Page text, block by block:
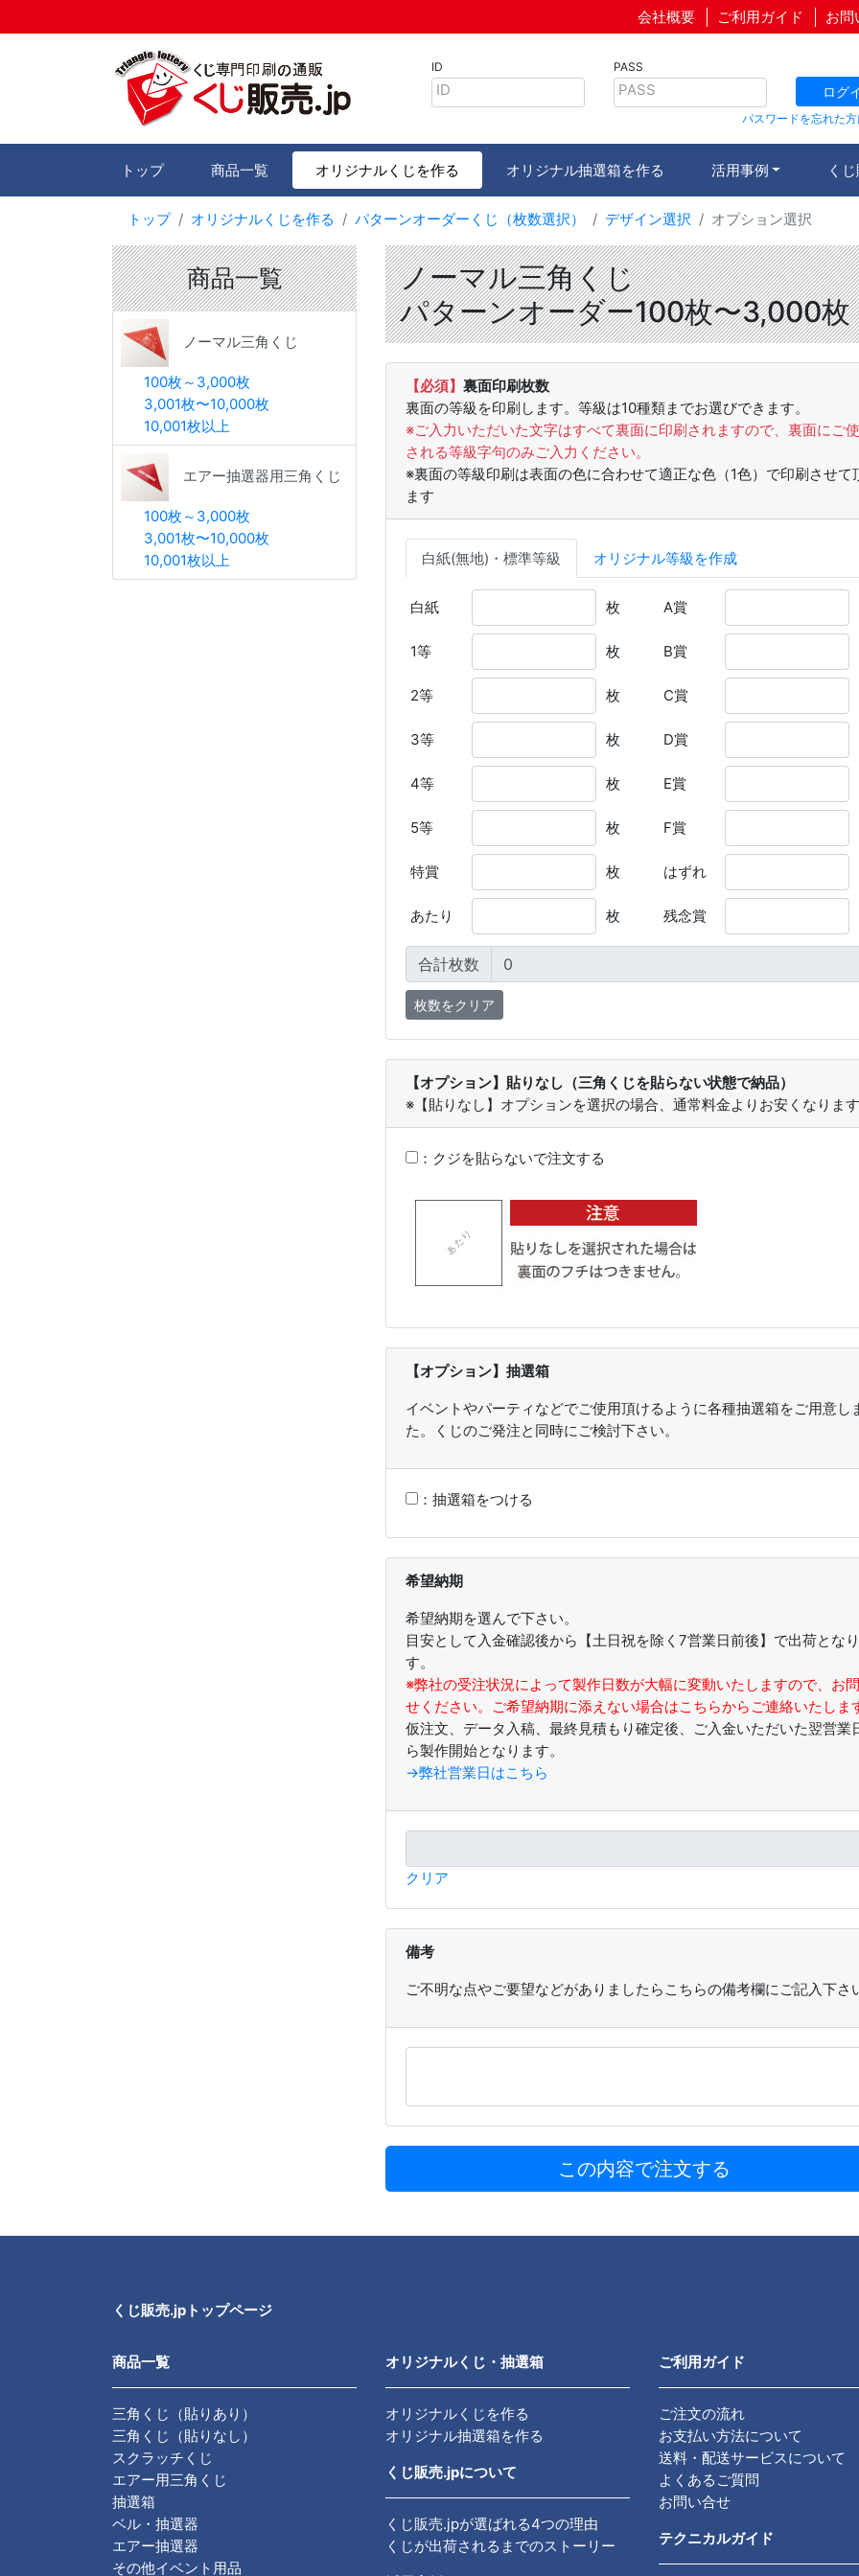
会社概要 ご利用ガイド お問
ID
ID
PASS
PASS ログ
パスワードを忘れた方
トップ 商品一覧 オリジナルくじを作る オリジナル抽選箱を作る 活用事例 く
トップ オリジナルくじを作る パターンオーダーくじ（枚数選択） デザイン選択 オプション選択
商品一覧
ノーマル三角くじ
100枚～3,000枚
3,001枚〜10,000枚
10,001枚以上
エアー抽選器用三角くじ
100枚～3,000枚
3,001枚〜10,000枚
10,001枚以上
ノーマル三角くじ
パターンオーダー100枚〜3,000枚
【必須】 裏面印刷枚数
裏面の等級を印刷します。等級は10種類までお選びできます。
※ご入力いただいた文字はすべて裏面に印刷されますので、裏面にご
される等級字句のみご入力ください。
※裏面の等級印刷は表面の色に合わせて適正な色（1色）で印刷させて
ます
白紙(無地)・ 標準等級 オリジナル等級を作成
白紙 枚
1等 枚
2等 枚
3等 枚
4等 枚
5等 枚
特賞 枚
あたり 枚
A賞
B賞
C賞
D賞
E賞
F賞
はずれ
残念賞
合計枚数
【オプション】貼りなし（三角くじを貼らない状態で納品）
※【貼りなし】オプションを選択の場合、通常料金よりお安くなります
： クジを貼らないで注文する
【オプション】抽選箱
イベントやパーティなどでご使用頂けるように各種抽選箱をご用意し
た。くじのご発注と同時にご検討下さい。
： 抽選箱をつける
希望納期
希望納期を選んで下さい。
目安として入金確認後から【土日祝を除く7営業日前後】で出荷とな
す。
※弊社の受注状況によって製作日数が大幅に変動いたしますので、お
せください。ご希望納期に添えない場合はこちらからご連絡いたしま
仮注文、データ入稿、最終見積もり確定後、ご入金いただいた翌営業
ら製作開始となります。
→弊社営業日はこちら
クリア
備考
ご不明な点やご要望などがありましたらこちらの備考欄にご記入下さ
この内容で注文する
くじ販売.jpトップページ
商品一覧
三角くじ（貼りあり）
三角くじ（貼りなし）
スクラッチくじ
エアー用三角くじ
抽選箱
ベル・抽選器
エアー抽選器
その他イベント用品
オリジナルくじ・抽選箱
オリジナルくじを作る
オリジナル抽選箱を作る
くじ販売.jpについて
くじ販売.jpが選ばれる4つの理由
くじが出荷されるまでのストーリー
ご利用ガイド
ご注文の流れ
お支払い方法について
送料・配送サービスについて
よくあるご質問
お問い合せ
テクニカルガイド